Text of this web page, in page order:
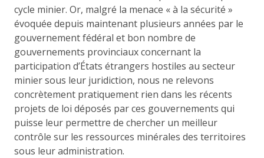
cycle minier. Or, malgré la menace « à la sécurité »
évoquée depuis maintenant plusieurs années par le
gouvernement fédéral et bon nombre de
gouvernements provinciaux concernant la
participation d’États étrangers hostiles au secteur
minier sous leur juridiction, nous ne relevons
concrètement pratiquement rien dans les récents
projets de loi déposés par ces gouvernements qui
puisse leur permettre de chercher un meilleur
contrôle sur les ressources minérales des territoires
sous leur administration.